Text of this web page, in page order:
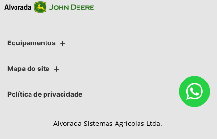
Equipamentos
Mapa do site
Política de privacidade
Alvorada Sistemas Agrícolas Ltda.